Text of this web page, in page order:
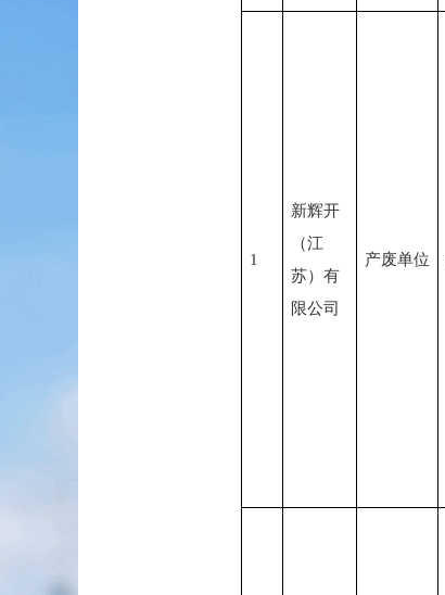
1
新辉开
（江
苏）有
限公司
产废单位